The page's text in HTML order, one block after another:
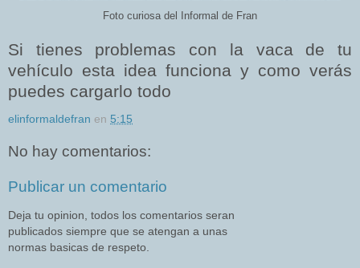
Foto curiosa del Informal de Fran
Si tienes problemas con la vaca de tu
vehículo esta idea funciona y como verás
puedes cargarlo todo
elinformaldefran en 5:15
No hay comentarios:
Publicar un comentario
Deja tu opinion, todos los comentarios seran
publicados siempre que se atengan a unas
normas basicas de respeto.